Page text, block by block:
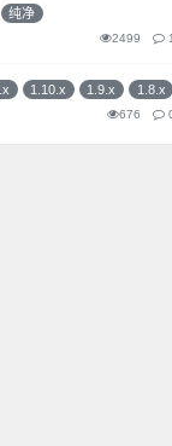
纯净
2499
1.10.x 1.9.x 1.8.x
676